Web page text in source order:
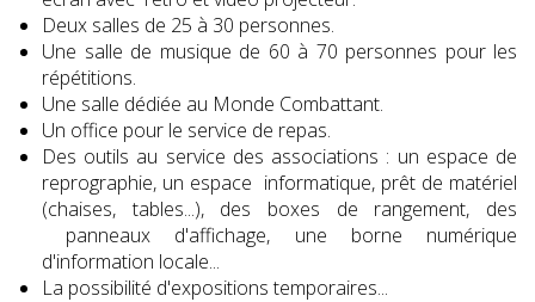
Deux salles de 25 à 30 personnes.
Une salle de musique de 60 à 70 personnes pour les
répétitions.
Une salle dédiée au Monde Combattant.
Un office pour le service de repas.
Des outils au service des associations : un espace de
reprographie, un espace informatique, prêt de matériel
(chaises, tables...), des boxes de rangement, des
panneaux d'affichage, une borne numérique
d'information locale...
La possibilité d'expositions temporaires...